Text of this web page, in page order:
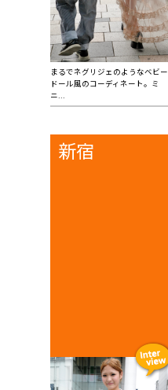
まるでネグリジェのようなベビー
ドール風のコーディネート。ミ
ニ...
新宿